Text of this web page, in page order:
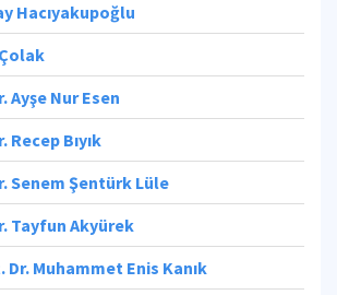
Hacıyakupoğlu
Ayşe Nur Esen
Recep Bıyık
Senem Şentürk Lüle
Tayfun Akyürek
Dr. Muhammet Enis Kanık